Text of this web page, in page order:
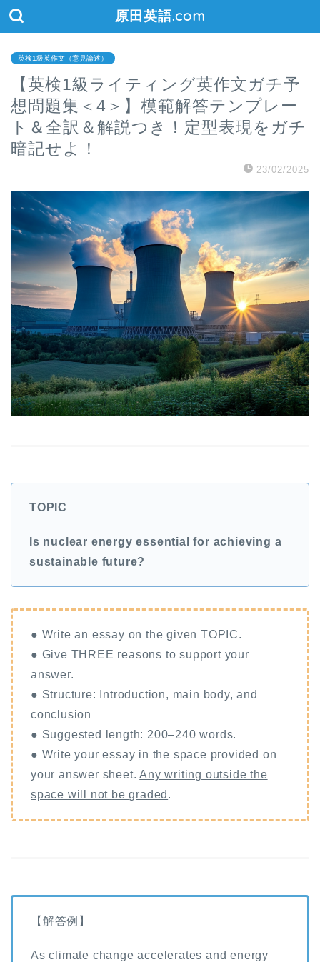
原田英語.com
英検1級英作文（意見論述）
【英検1級ライティング英作文ガチ予
想問題集＜4＞】模範解答テンプレー
ト＆全訳＆解説つき！定型表現をガチ
暗記せよ！
23/02/2025
TOPIC
Is nuclear energy essential for achieving a
sustainable future?
● Write an essay on the given TOPIC.
● Give THREE reasons to support your
answer.
● Structure: Introduction, main body, and
conclusion
● Suggested length: 200–240 words.
● Write your essay in the space provided on
your answer sheet.Any writing outside the
space will not be graded .
【解答例】
As climate change accelerates and energy